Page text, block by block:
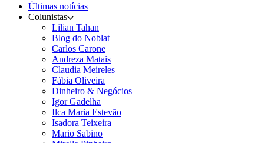
Últimas notícias
Colunistas
Lilian Tahan
Blog do Noblat
Carlos Carone
Andreza Matais
Claudia Meireles
Fábia Oliveira
Dinheiro & Negócios
Igor Gadelha
Ilca Maria Estevão
Isadora Teixeira
Mario Sabino